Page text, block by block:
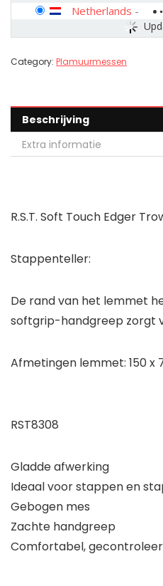
Netherlands -
Category: Plamuurmessen
Beschrijving
Extra informatie
R.S.T. Soft Touch Edger
Stappenteller:
De rand van het lemmet
softgrip-handgreep zorgt
Afmetingen lemmet: 150 x
RST8308
Gladde afwerking
Ideaal voor stappen en
Gebogen mes
Zachte handgreep
Comfortabel,